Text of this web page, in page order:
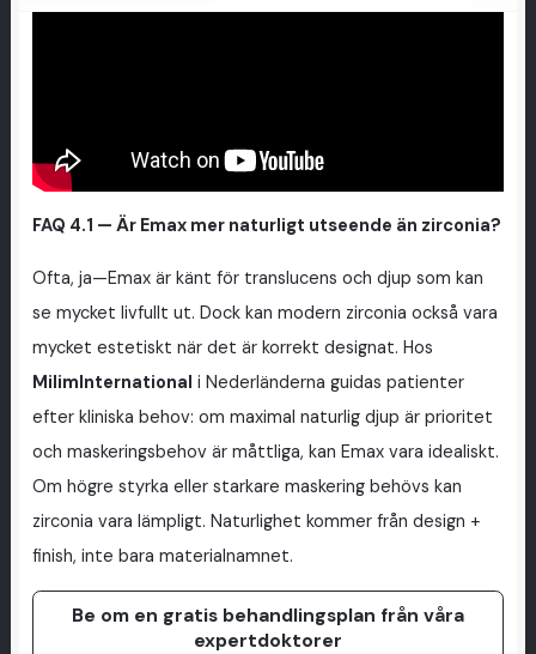
FAQ 4.1 — Är Emax mer naturligt utseende än zirconia?
Ofta, ja—Emax är känt för translucens och djup som kan
se mycket livfullt ut. Dock kan modern zirconia också vara
mycket estetiskt när det är korrekt designat. Hos
MilimInternational i Nederländerna guidas patienter
efter kliniska behov: om maximal naturlig djup är prioritet
och maskeringsbehov är måttliga, kan Emax vara idealiskt.
Om högre styrka eller starkare maskering behövs kan
zirconia vara lämpligt. Naturlighet kommer från design +
finish, inte bara materialnamnet.
Be om en gratis behandlingsplan från våra
expertdoktorer